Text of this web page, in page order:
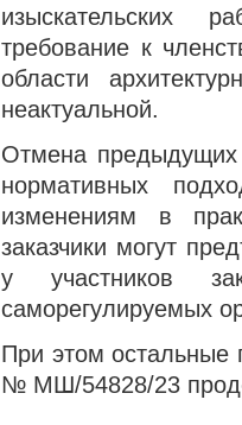
изыскательских
требование к
области
неактуальной.
Отмена предыдущих
нормативных
изменениям в
заказчики могут
у участников
саморегулируемых
При этом
№ МШ/54828/23